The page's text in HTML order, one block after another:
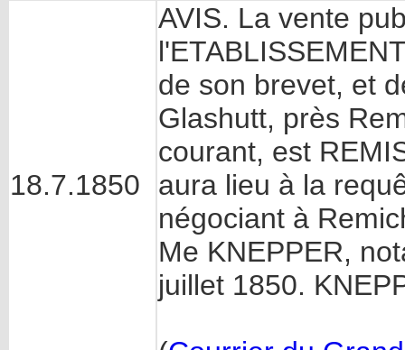
18.7.1850
AVIS. La vente
de son brevet, et
Glashutt, près
courant, est
aura lieu à la
négociant à
Me KNEPPER,
juillet 1850.